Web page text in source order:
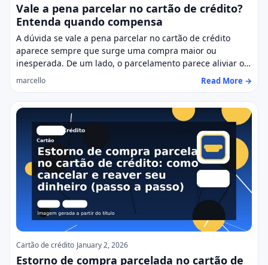
Vale a pena parcelar no cartão de crédito?
Entenda quando compensa
A dúvida se vale a pena parcelar no cartão de crédito
aparece sempre que surge uma compra maior ou
inesperada. De um lado, o parcelamento parece aliviar o…
marcello Read More →
Cartão de crédito January 2, 2026
Estorno de compra parcelada no cartão de